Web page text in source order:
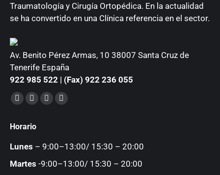
Traumatología y Cirugía Ortopédica. En la actualidad
se ha convertido en una Clínica referencia en el sector.
Av. Benito Pérez Armas, 10 38007 Santa Cruz de
Tenerife España
922 985 522 | (Fax) 922 236 055
Encuéntranos en:
Facebook
opens
window
YouTube
opens
window
Instagram
in
window
Mail
in
window
Horario
Lunes – 9:00–13:00/ 15:30 – 20:00
Martes -9:00–13:00/ 15:30 – 20:00